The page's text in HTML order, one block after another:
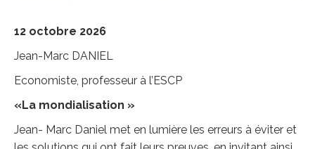
12 octobre 2026
Jean-Marc DANIEL
Economiste, professeur à l’ESCP
«La mondialisation »
Jean- Marc Daniel met en lumière les erreurs à éviter et